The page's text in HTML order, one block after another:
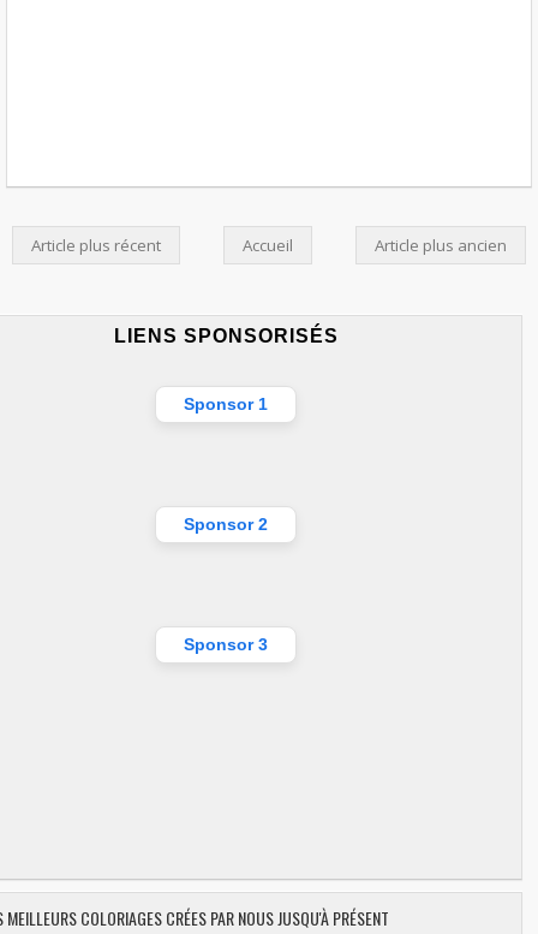
Article plus récent Article plus ancien
Accueil
LIENS SPONSORISÉS
Sponsor 1
Sponsor 2
Sponsor 3
MEILLEURS COLORIAGES CRÉES PAR NOUS JUSQU'À PRÉSENT